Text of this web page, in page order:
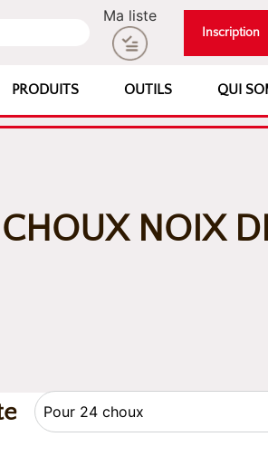
Ma liste
Inscription
PRODUITS OUTILS QUI
CHOUX NOIX